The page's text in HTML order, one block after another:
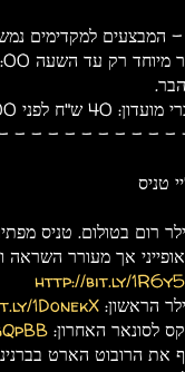
- המבצעים למקדימים
ש"ח לפני 01:00, 60 ש"ח לאחר מכן.
- - - - - - - - - -
טניס
רום בטולום. טניס
אך מעורר
http://bit.ly/
הראשון: 1DonekX
לסונאר האחרון:
את הרובוט הארט בברנינג